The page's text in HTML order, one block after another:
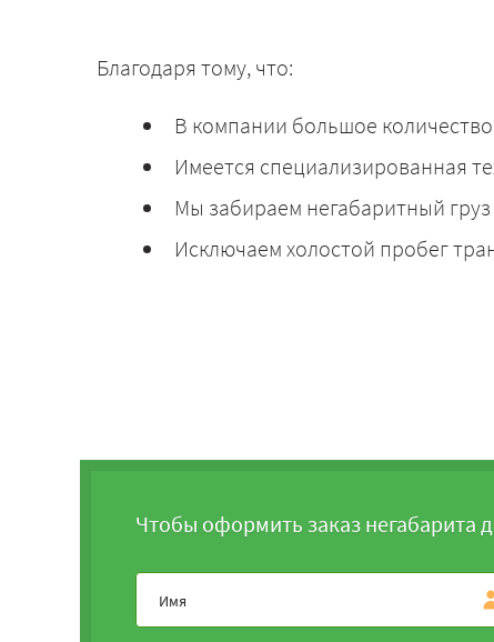
Благодаря тому, что:
В компании большое
Имеется специализированная
Мы забираем негабаритный
Исключаем холостой пробег
Чтобы оформить заказ негабарита